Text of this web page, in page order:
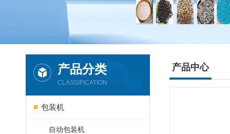
产品分类
CLASSIFICATION
包装机
自动包装机
产品中心